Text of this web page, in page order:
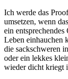
Ich werde das
umsetzen, wenn
ein
Leben einhauchen
die sackschweren
oder ein lekkes
wieder dicht kriegt